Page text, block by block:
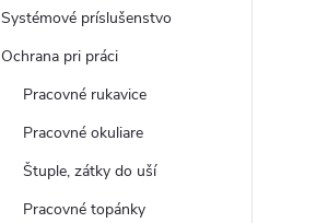
Systémové príslušenstvo
Ochrana pri práci
Pracovné rukavice
Pracovné okuliare
Štuple, zátky do uší
Pracovné topánky